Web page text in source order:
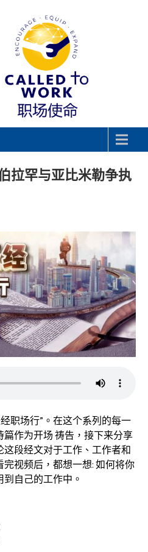
拉罕与亚比米勒争执
职场行”。在这个系列的每一
作为开场 祷告，接下来分享
段经文对于工作、工作者和
视频后，都想一想: 如何将你
自己的工作中。